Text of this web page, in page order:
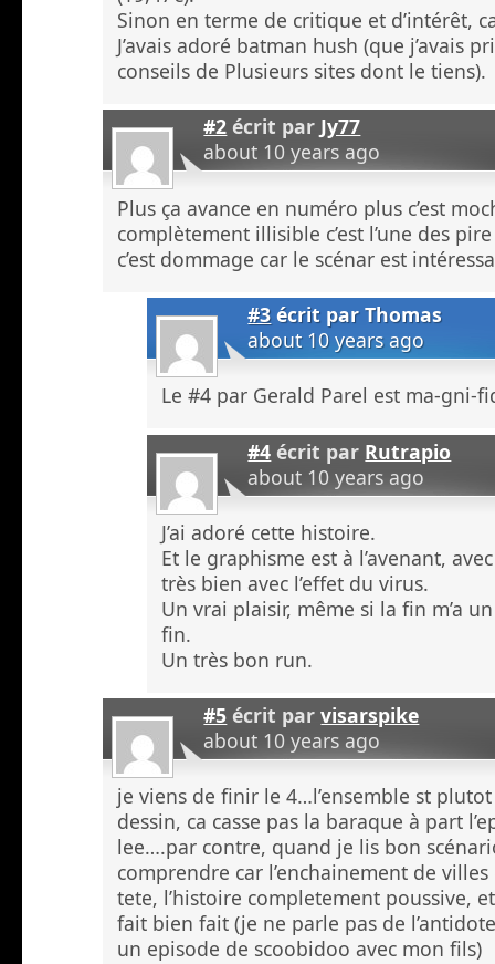
Sinon en terme de critique et d’intérêt,
J’avais adoré batman hush (que j’avais
conseils de Plusieurs sites dont le tiens).
#2 écrit par Jy77
about 10 years ago
Plus ça avance en numéro plus c’est
complètement illisible c’est l’une des
c’est dommage car le scénar est
#3écrit parThomas
about 10 years ago
Le #4 par Gerald Parel est ma-gni-
#4 écrit par Rutrapio
about 10 years ago
J’ai adoré cette histoire.
Et le graphisme est à l’avenant,
très bien avec l’effet du virus.
Un vrai plaisir, même si la fin m’a
fin.
Un très bon run.
#5 écrit parvisarspike
about 10 years ago
je viens de finir le 4…l’ensemble st
dessin, ca casse pas la baraque à part
lee….par contre, quand je lis bon
comprendre car l’enchainement de
tete, l’histoire completement poussive,
fait bien fait (je ne parle pas de
un episode de scoobidoo avec mon fils)